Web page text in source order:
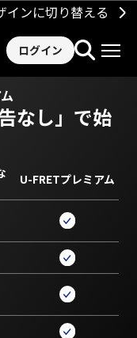
インに切り替える
ログイン
告なし」で始
U-FRETプレミアム